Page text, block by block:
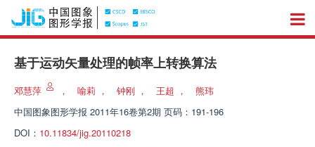
基于运动矢量处理的帧率上转换算法
邓慧萍 ， 喻莉 ， 钟刚 ， 王超 ，
熊玮
中国图象图形学报 2011年16卷第2期 页码：191-196
DOI： 10.11834/jig.20110218